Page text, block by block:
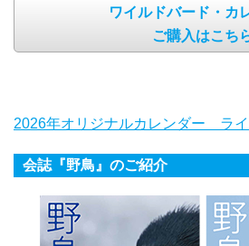
ワイルドバード・カ
ご購入はこち
2026年オリジナルカレンダー ラ
会誌『野鳥』のご紹介